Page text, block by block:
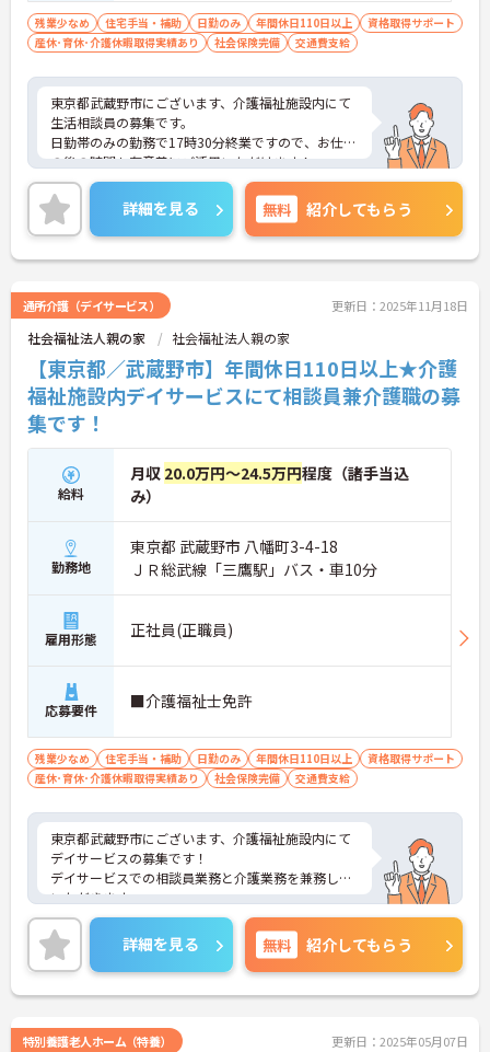
残業少なめ 住宅手当・補助 日勤のみ 年間休日110日以上
資格取得サポート
産休･育休･介護休暇取得実績あり
社会保険完備 交通費支給
東京都武蔵野市にございます、介護福祉施設内にて
生活相談員の募集です。
日勤帯のみの勤務で17時30分終業ですので、お仕事
の後の時間も有意義にご活用いただけます！
ご興味のある方には、面接対策ポイントなど、さら
に詳細をお話しいたしますので、お気軽にご相談く
ださい。
詳細を見る 無料 紹介してもらう
通所介護（デイサービス） 更新日：2025年11月18日
社会福祉法人親の家 社会福祉法人親の家
【東京都／武蔵野市】年間休日110日以上★介護
福祉施設内デイサービスにて相談員兼介護職の募
集です！
給料
月収 20.0万円～24.5万円程度（諸手当込
み）
勤務地
東京都 武蔵野市 八幡町3-4-18
ＪＲ総武線「三鷹駅」バス・車10分
雇用形態 正社員(正職員)
応募要件 ■介護福祉士免許
残業少なめ 住宅手当・補助 日勤のみ 年間休日110日以上
資格取得サポート
産休･育休･介護休暇取得実績あり
社会保険完備 交通費支給
東京都武蔵野市にございます、介護福祉施設内にて
デイサービスの募集です！
デイサービスでの相談員業務と介護業務を兼務して
いただきます。
ご利用者様と深くゆっくり関われる環境です。
年間休日110日以上★お休み多めなので、プライベ
ートの時間もしっかり確保できます！
ご興味のある方は是非お気軽にお問い合わせお問い
合わせください。
詳細を見る 無料 紹介してもらう
特別養護老人ホーム（特養） 更新日：2025年05月07日